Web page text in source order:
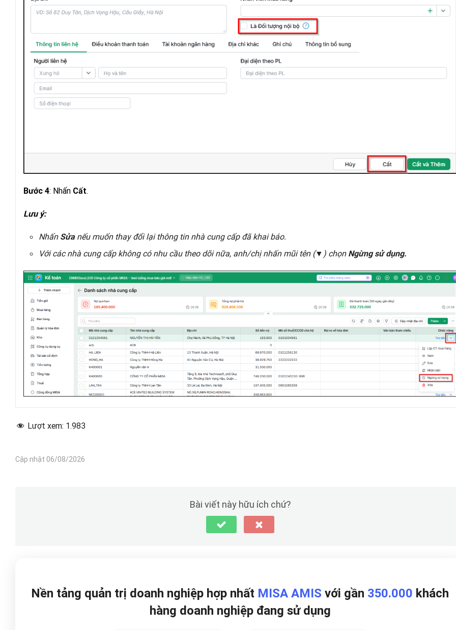
Bước 4: Nhấn Cất.
Lưu ý:
Nhấn Sửa nếu muốn thay đổi lại thông tin nhà cung cấp đã khai báo.
Với các nhà cung cấp không có nhu cầu theo dõi nữa, anh/chị nhấn mũi tên (▼) chọn Ngừng sử dụng.
Lượt xem: 1.983
Cập nhật 06/08/2026
Bài viết này hữu ích chứ?
Nền tảng quản trị doanh nghiệp hợp nhất MISA AMIS với gần 350.000 khách
hàng doanh nghiệp đang sử dụng